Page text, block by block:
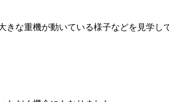
きな重機が動いている様子などを見学し